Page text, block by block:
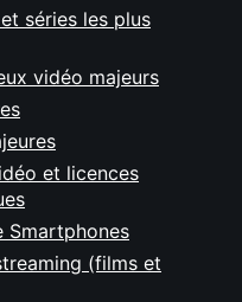
séries les plus
vidéo majeurs
et licences
Smartphones
(films et